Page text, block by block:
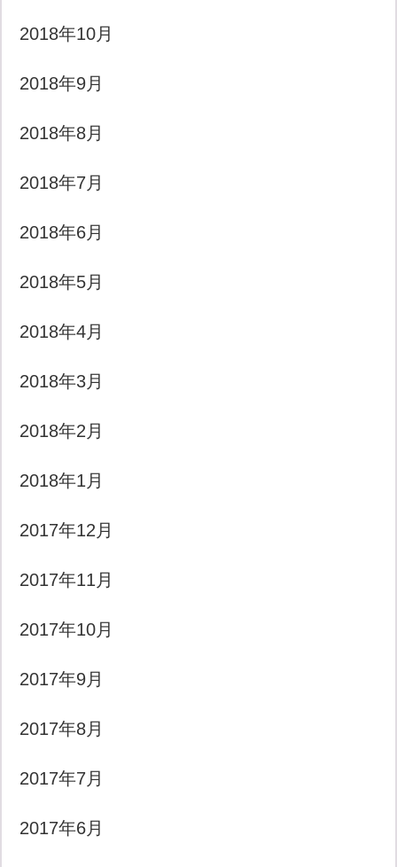
2018年10月
2018年9月
2018年8月
2018年7月
2018年6月
2018年5月
2018年4月
2018年3月
2018年2月
2018年1月
2017年12月
2017年11月
2017年10月
2017年9月
2017年8月
2017年7月
2017年6月